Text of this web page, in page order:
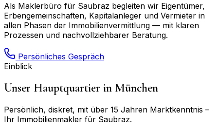
Als Maklerbüro für Saubraz begleiten wir Eigentümer,
Erbengemeinschaften, Kapitalanleger und Vermieter in
allen Phasen der Immobilienvermittlung — mit klaren
Prozessen und nachvollziehbarer Beratung.
Persönliches Gespräch
Einblick
Unser Hauptquartier in München
Persönlich, diskret, mit über 15 Jahren Marktkenntnis –
Ihr Immobilienmakler für Saubraz.